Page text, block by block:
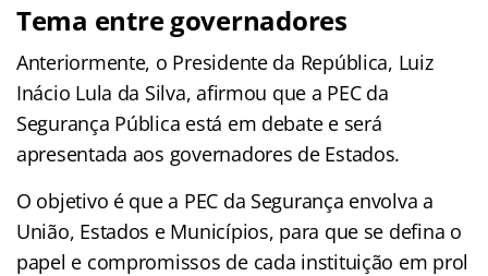
Tema entre governadores
Anteriormente, o Presidente da República, Luiz
Inácio Lula da Silva, afirmou que a PEC da
Segurança Pública está em debate e será
apresentada aos governadores de Estados.
O objetivo é que a PEC da Segurança envolva a
União, Estados e Municípios, para que se defina o
papel e compromissos de cada instituição em prol